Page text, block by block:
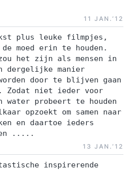
11 JAN.‘12
plus leuke filmpjes,
moed erin te houden.
het zijn als mensen in
dergelijke manier
door te blijven gaan
niet ieder voor
water probeert te houden
opzoekt om samen naar
en daartoe ieders
.....
13 JAN.‘12
inspirerende